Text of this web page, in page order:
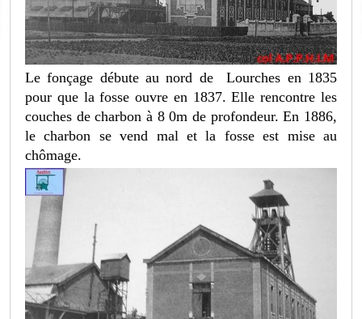
Le fonçage débute au nord de Lourches en 1835
pour que la fosse ouvre en 1837. Elle rencontre les
couches de charbon à 8 0m de profondeur. En 1886,
le charbon se vend mal et la fosse est mise au
chômage.